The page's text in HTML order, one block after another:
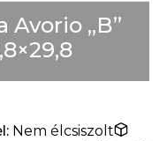
Avorio „B”
Nem élcsiszolt